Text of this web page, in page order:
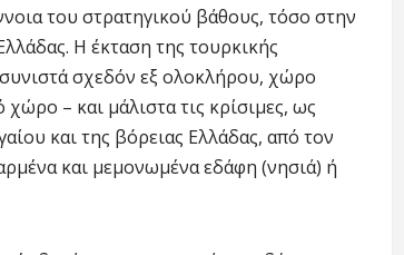
του στρατηγικού βάθους, τόσο στην
Η έκταση της τουρκικής
συνιστά σχεδόν εξ ολοκλήρου, χώρο
– και μάλιστα τις κρίσιμες, ως
και της βόρειας Ελλάδας, από τον
και μεμονωμένα εδάφη (νησιά) ή